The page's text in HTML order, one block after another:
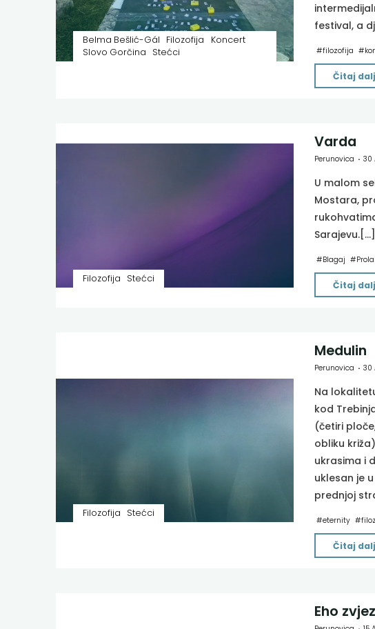
Belma Bešlić-Gál Filozofija
Koncert
Slovo Gorčina
Stećci
festival, a
#filozofija #
Čitaj
Filozofija Stećci
Varda
Perunovica 30
U malom
Mostara,
Sarajevu.[…]
#Blagaj #
Čitaj
Filozofija Stećci
Medulin
Perunovica 30
Na
kod
(četiri
obliku
ukrasima i
uklesan je
prednjoj
#eternity #
Čitaj
Eho